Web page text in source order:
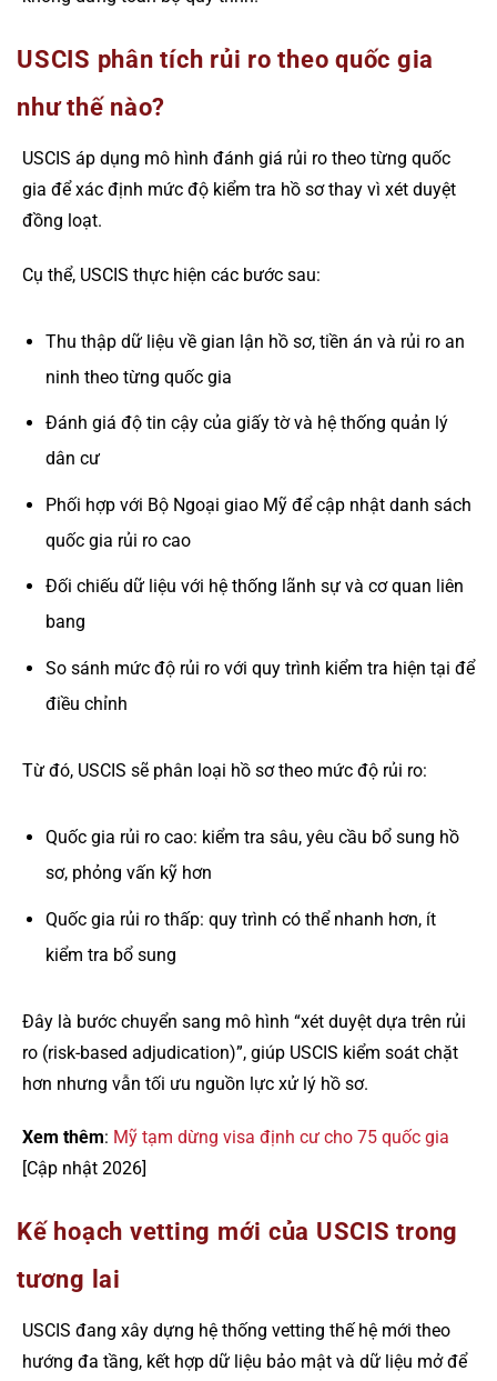
USCIS phân tích rủi ro theo quốc gia
như thế nào?
USCIS áp dụng mô hình đánh giá rủi ro theo từng quốc
gia để xác định mức độ kiểm tra hồ sơ thay vì xét duyệt
đồng loạt.
Cụ thể, USCIS thực hiện các bước sau:
Thu thập dữ liệu về gian lận hồ sơ, tiền án và rủi ro an
ninh theo từng quốc gia
Đánh giá độ tin cậy của giấy tờ và hệ thống quản lý
dân cư
Phối hợp với Bộ Ngoại giao Mỹ để cập nhật danh sách
quốc gia rủi ro cao
Đối chiếu dữ liệu với hệ thống lãnh sự và cơ quan liên
bang
So sánh mức độ rủi ro với quy trình kiểm tra hiện tại để
điều chỉnh
Từ đó, USCIS sẽ phân loại hồ sơ theo mức độ rủi ro:
Quốc gia rủi ro cao: kiểm tra sâu, yêu cầu bổ sung hồ
sơ, phỏng vấn kỹ hơn
Quốc gia rủi ro thấp: quy trình có thể nhanh hơn, ít
kiểm tra bổ sung
Đây là bước chuyển sang mô hình “xét duyệt dựa trên rủi
ro (risk-based adjudication)”, giúp USCIS kiểm soát chặt
hơn nhưng vẫn tối ưu nguồn lực xử lý hồ sơ.
Xem thêm: Mỹ tạm dừng visa định cư cho 75 quốc gia
[Cập nhật 2026]
Kế hoạch vetting mới của USCIS trong
tương lai
USCIS đang xây dựng hệ thống vetting thế hệ mới theo
hướng đa tầng, kết hợp dữ liệu bảo mật và dữ liệu mở để